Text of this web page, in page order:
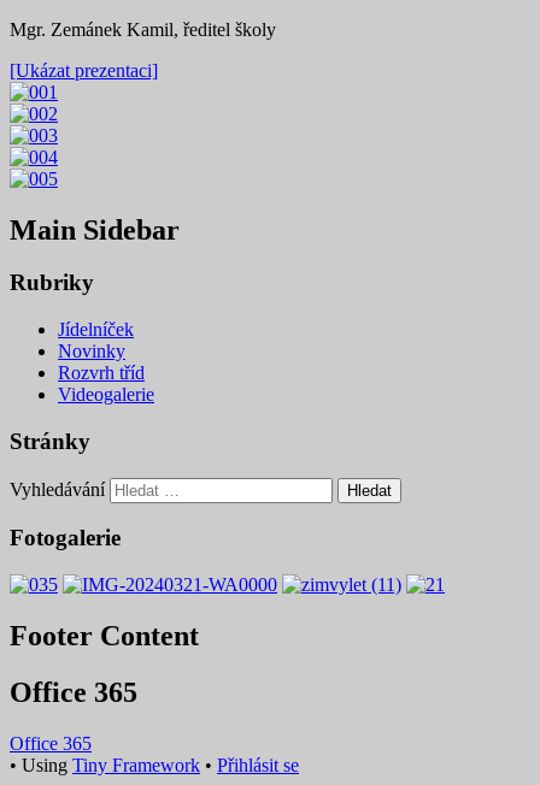
Mgr. Zemánek Kamil, ředitel školy
[Ukázat prezentaci]
Main Sidebar
Rubriky
Jídelníček
Novinky
Rozvrh tříd
Videogalerie
Stránky
Vyhledávání
Fotogalerie
Footer Content
Office 365
Office 365
• Using Tiny Framework • Přihlásit se